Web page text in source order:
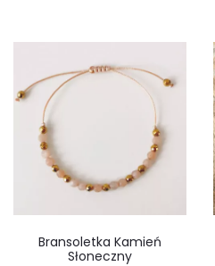
Bransoletka Kamień
Słoneczny